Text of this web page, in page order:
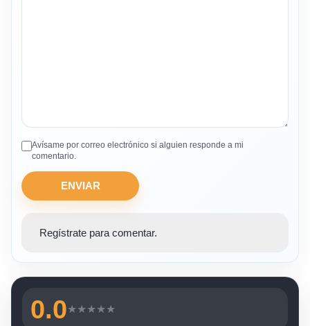
Avísame por correo electrónico si alguien responde a mi
comentario.
ENVIAR
Regístrate para comentar.
0.0★★★★★